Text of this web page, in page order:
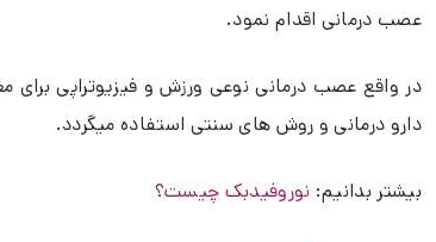
عصب درمانی اقدام نمود.
دارو درمانی و روش های سنتی استفاده میگردد.
بیشتر بدانیم: نوروفیدبک چیست؟